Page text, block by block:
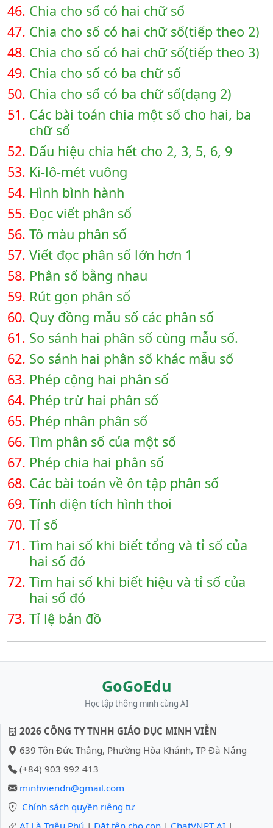
46. Chia cho số có hai chữ số
47. Chia cho số có hai chữ số(tiếp theo 2)
48. Chia cho số có hai chữ số(tiếp theo 3)
49. Chia cho số có ba chữ số
50. Chia cho số có ba chữ số(dạng 2)
51. Các bài toán chia một số cho hai, ba
chữ số
52. Dấu hiệu chia hết cho 2, 3, 5, 6, 9
53. Ki-lô-mét vuông
54. Hình bình hành
55. Đọc viết phân số
56. Tô màu phân số
57. Viết đọc phân số lớn hơn 1
58. Phân số bằng nhau
59. Rút gọn phân số
60. Quy đồng mẫu số các phân số
61. So sánh hai phân số cùng mẫu số.
62. So sánh hai phân số khác mẫu số
63. Phép cộng hai phân số
64. Phép trừ hai phân số
65. Phép nhân phân số
66. Tìm phân số của một số
67. Phép chia hai phân số
68. Các bài toán về ôn tập phân số
69. Tính diện tích hình thoi
70. Tỉ số
71. Tìm hai số khi biết tổng và tỉ số của
hai số đó
72. Tìm hai số khi biết hiệu và tỉ số của
hai số đó
73. Tỉ lệ bản đồ
GoGoEdu
Học tập thông minh cùng AI
2026 CÔNG TY TNHH GIÁO DỤC MINH VIỄN
639 Tôn Đức Thắng, Phường Hòa Khánh, TP Đà Nẵng
(+84) 903 992 413
minhviendn@gmail.com
Chính sách quyền riêng tư